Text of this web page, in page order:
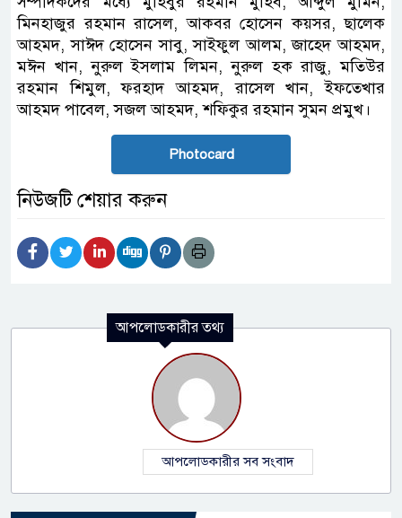
মিনহাজুর রহমান রাসেল, আকবর হোসেন কয়সর, ছালেক
আহমদ, সাঈদ হোসেন সাবু, সাইফুল আলম, জাহেদ আহমদ,
মঈন খান, নুরুল ইসলাম লিমন, নুরুল হক রাজু, মতিউর
রহমান শিমুল, ফরহাদ আহমদ, রাসেল খান, ইফতেখার
আহমদ পাবেল, সজল আহমদ, শফিকুর রহমান সুমন প্রমুখ।
Photocard
নিউজটি শেয়ার করুন
আপলোডকারীর তথ্য
আপলোডকারীর সব সংবাদ